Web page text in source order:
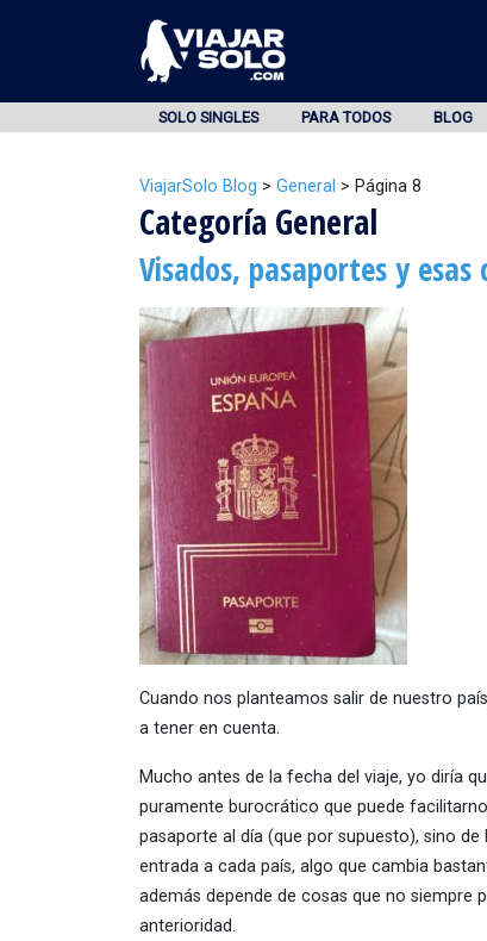
SOLO SINGLES PARA TODOS BLOG
ViajarSolo Blog > General > Página 8
Categoría General
Visados, pasaportes y
Cuando nos planteamos salir de nuestro
a tener en cuenta.
Mucho antes de la fecha del viaje, yo diría
puramente burocrático que puede
pasaporte al día (que por supuesto), sino
entrada a cada país, algo que cambia
además depende de cosas que no
anterioridad.